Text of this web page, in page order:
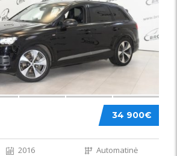
34 900€
2016 Automatinė